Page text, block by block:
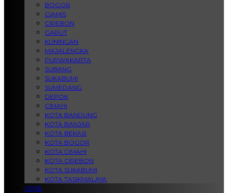
BOGOR
CIAMIS
CIREBON
GARUT
KUNINGAN
MAJALENGKA
PURWAKARTA
SUBANG
SUKABUMI
SUMEDANG
DEPOK
CIMAHI
KOTA BANDUNG
KOTA BANJAR
KOTA BEKASI
KOTA BOGOR
KOTA CIMAHI
KOTA CIREBON
KOTA SUKABUMI
KOTA TASIKMALAYA
OPINI